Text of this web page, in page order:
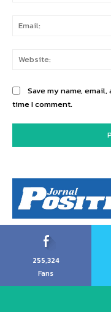
Save my name,
time I comment.
255,324
Fans